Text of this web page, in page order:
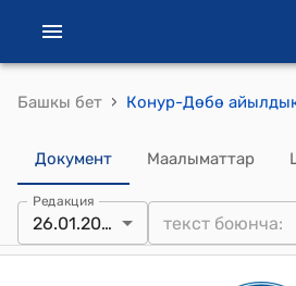
Башкы бет ›
Документ Маалыматтар
Редакция
26.01.2023